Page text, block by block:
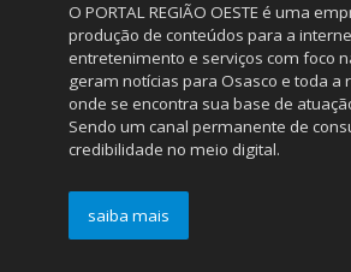
O PORTAL REGIÃO OESTE é uma
produção de conteúdos para a
entretenimento e serviços com foco
geram notícias para Osasco e toda a
onde se encontra sua base de
Sendo um canal permanente de
credibilidade no meio digital.
saiba mais